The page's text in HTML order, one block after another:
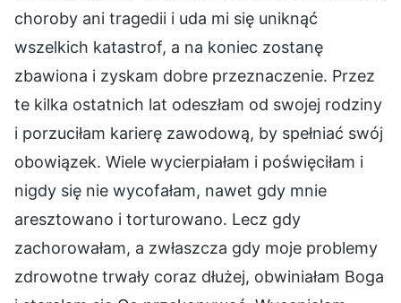
choroby ani tragedii i uda mi się uniknąć
wszelkich katastrof, a na koniec zostanę
zbawiona i zyskam dobre przeznaczenie. Przez
te kilka ostatnich lat odeszłam od swojej rodziny
i porzuciłam karierę zawodową, by spełniać swój
obowiązek. Wiele wycierpiałam i poświęciłam i
nigdy się nie wycofałam, nawet gdy mnie
aresztowano i torturowano. Lecz gdy
zachorowałam, a zwłaszcza gdy moje problemy
zdrowotne trwały coraz dłużej, obwiniałam Boga